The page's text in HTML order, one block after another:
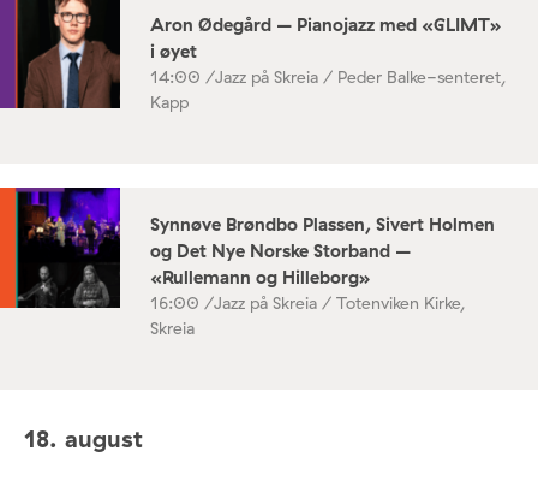
Aron Ødegård – Pianojazz med «GLIMT»
i øyet
14:00 /Jazz på Skreia / Peder Balke-senteret,
Kapp
Synnøve Brøndbo Plassen, Sivert Holmen
og Det Nye Norske Storband –
«Rullemann og Hilleborg»
16:00 /Jazz på Skreia / Totenviken Kirke,
Skreia
18. august